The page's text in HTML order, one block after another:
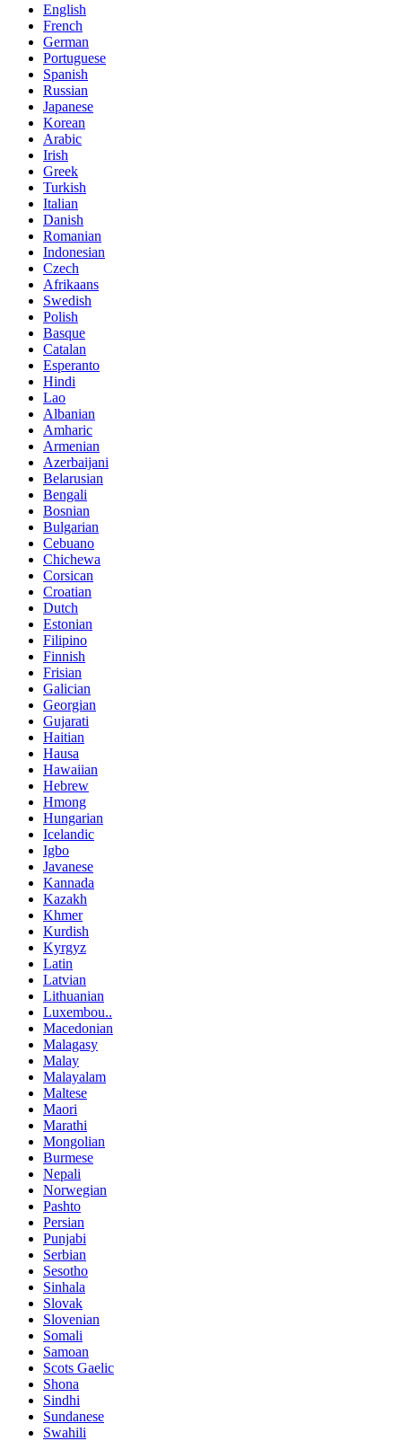
English
French
German
Portuguese
Spanish
Russian
Japanese
Korean
Arabic
Irish
Greek
Turkish
Italian
Danish
Romanian
Indonesian
Czech
Afrikaans
Swedish
Polish
Basque
Catalan
Esperanto
Hindi
Lao
Albanian
Amharic
Armenian
Azerbaijani
Belarusian
Bengali
Bosnian
Bulgarian
Cebuano
Chichewa
Corsican
Croatian
Dutch
Estonian
Filipino
Finnish
Frisian
Galician
Georgian
Gujarati
Haitian
Hausa
Hawaiian
Hebrew
Hmong
Hungarian
Icelandic
Igbo
Javanese
Kannada
Kazakh
Khmer
Kurdish
Kyrgyz
Latin
Latvian
Lithuanian
Luxembou..
Macedonian
Malagasy
Malay
Malayalam
Maltese
Maori
Marathi
Mongolian
Burmese
Nepali
Norwegian
Pashto
Persian
Punjabi
Serbian
Sesotho
Sinhala
Slovak
Slovenian
Somali
Samoan
Scots Gaelic
Shona
Sindhi
Sundanese
Swahili